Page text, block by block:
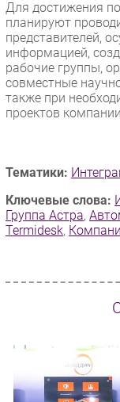
Для достижения
планируют
представителей,
информацией,
рабочие группы,
совместные
также при
проектов
Тематики:
Ключевые слова:
Группа Астра,
Termidesk,